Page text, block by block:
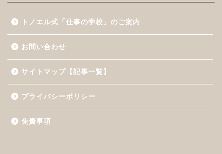
トノエル式「仕事の学校」のご案内
お問い合わせ
サイトマップ【記事一覧】
プライバシーポリシー
免責事項